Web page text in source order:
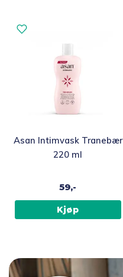
Asan Intimvask Tranebær
220 ml
59,-
Kjøp